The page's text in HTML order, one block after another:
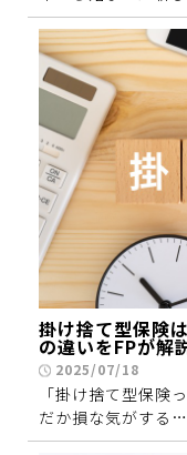
掛け捨て型保険
の違いをFPが解
2025/07/18
「掛け捨て型保険
だか損な気がする